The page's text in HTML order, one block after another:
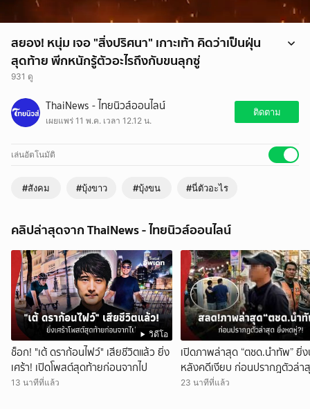
สยอง! หนุ่ม เจอ "สิ่งปริศนา" เกาะเท้า คิดว่าเป็นฝุ่น
สุดท้าย พีกหนักรู้ตัวอะไรถึงกับขนลุกซู่
931 ดู
สยอง! หนุ่ม เจอ "สิ่งปริศนา" เกาะเท้า คิดว่าเป็นฝุ่น สุดท้าย พีกหนักรู้ตัว
อะไรถึงกับขนลุกซู่ThaiNews - ไทยนิวส์ออนไลน์
เผยแพร่ 11 พ.ค. เวลา 12.12 น.
ติดตาม
เล่นอัตโนมัติ
#สังคม #บุ้งขาว #บุ้งขน #นี่ตัวอะไร
คลิปล่าสุดจาก ThaiNews - ไทยนิวส์ออนไลน์
วิดีโอ
ช็อก! "เต้ ดราก้อนไฟว์" เสียชีวิตแล้ว ยิ่ง
เศร้า! เปิดโพสต์สุดท้ายก่อนจากไป
13 นาทีที่แล้ว
เปิดภาพล่าสุด “ตชด.นำทัพ” ยิ่
หลังคดีเงียบ ก่อนปรากฎตัวล่า
หดหู่?!
23 นาทีที่แล้ว